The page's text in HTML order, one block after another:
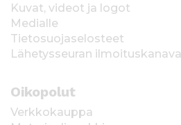
Kuvat, videot ja logot
Medialle
Tietosuojaselosteet
Lähetysseuran ilmoituskanava
Oikopolut
Verkkokauppa